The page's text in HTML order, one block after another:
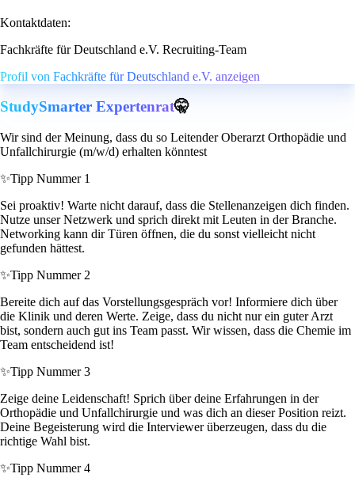
Kontaktdaten:
Fachkräfte für Deutschland e.V. Recruiting-Team
Profil von Fachkräfte für Deutschland e.V. anzeigen
StudySmarter Expertenrat🤫
Wir sind der Meinung, dass du so Leitender Oberarzt Orthopädie und
Unfallchirurgie (m/w/d) erhalten könntest
✨Tipp Nummer 1
Sei proaktiv! Warte nicht darauf, dass die Stellenanzeigen dich finden.
Nutze unser Netzwerk und sprich direkt mit Leuten in der Branche.
Networking kann dir Türen öffnen, die du sonst vielleicht nicht
gefunden hättest.
✨Tipp Nummer 2
Bereite dich auf das Vorstellungsgespräch vor! Informiere dich über
die Klinik und deren Werte. Zeige, dass du nicht nur ein guter Arzt
bist, sondern auch gut ins Team passt. Wir wissen, dass die Chemie im
Team entscheidend ist!
✨Tipp Nummer 3
Zeige deine Leidenschaft! Sprich über deine Erfahrungen in der
Orthopädie und Unfallchirurgie und was dich an dieser Position reizt.
Deine Begeisterung wird die Interviewer überzeugen, dass du die
richtige Wahl bist.
✨Tipp Nummer 4